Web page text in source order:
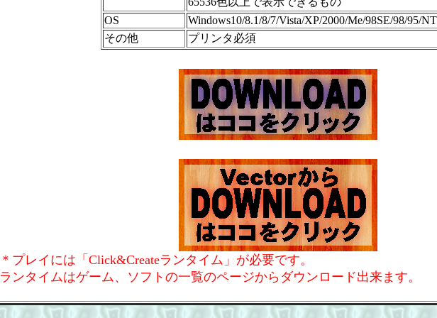
OS
Windows10/8.1/8/7/Vista/XP/2000/Me/98SE/98/95/
その他
プリンタ必須
＊プレイには「Click&Createランタイム」が必要です。
ランタイムはゲーム、ソフトの一覧のページからダウンロード出来ます。